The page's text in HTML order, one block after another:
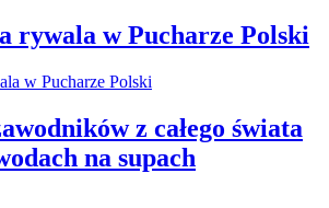
rywala w Pucharze Polski
z całego świata
na supach